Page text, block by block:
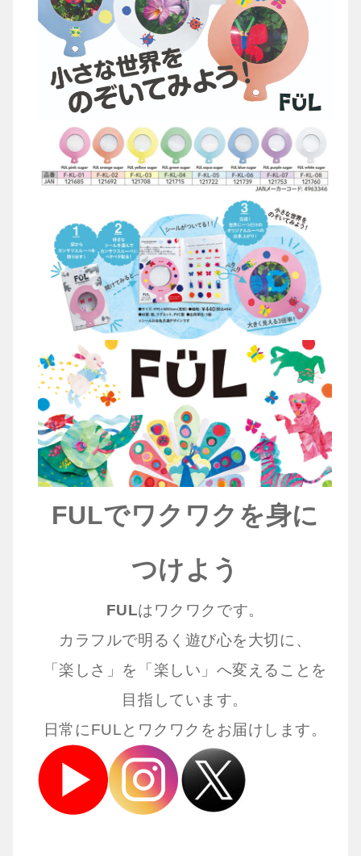
FULでワクワクを身に
つけよう
FULはワクワクです。
カラフルで明るく遊び心を大切に、
「楽しさ」を「楽しい」へ変えることを
目指しています。
日常にFULとワクワクをお届けします。